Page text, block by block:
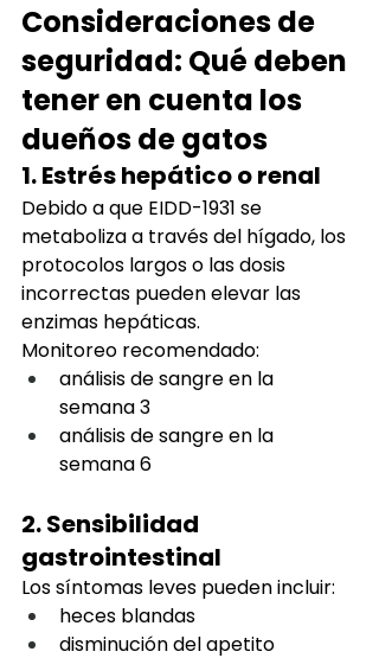
Consideraciones de
seguridad: Qué deben
tener en cuenta los
dueños de gatos
1. Estrés hepático o renal
Debido a que EIDD-1931 se
metaboliza a través del hígado, los
protocolos largos o las dosis
incorrectas pueden elevar las
enzimas hepáticas.
Monitoreo recomendado:
análisis de sangre en la
semana 3
análisis de sangre en la
semana 6
2. Sensibilidad
gastrointestinal
Los síntomas leves pueden incluir:
heces blandas
disminución del apetito